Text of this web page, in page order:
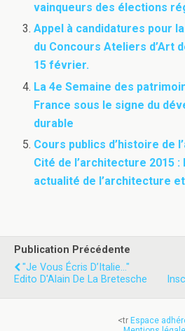
vainqueurs des élections
Appel à candidatures pour
du Concours Ateliers d’Art
15 février.
La 4e Semaine des
France sous le signe du
durable
Cours publics d’histoire de
Cité de l’architecture 2015
actualité de l’architecture
Publication Précédente
"Je Vous Écris D’Italie..."
Edito D'Alain De La Bretesche
<tr Espace